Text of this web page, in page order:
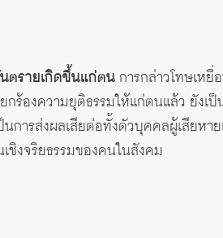
ตรายเกิดขึ้นแก่ตนการกล่าวโทษเห
กร้องความยุติธรรมให้แก่ตนแล้ว ยังเ
การส่งผลเสียต่อทั้งตัวบุคคลผู้เสียหา
ชิงจริยธรรมของคนในสังคม